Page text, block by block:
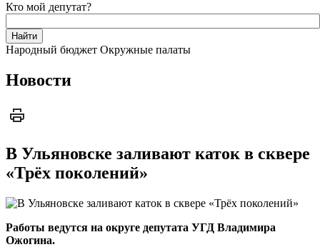
Кто мой депутат?
Народный бюджет Окружные палаты
Новости
В Ульяновске заливают каток в сквере
«Трёх поколений»
Работы ведутся на округе депутата УГД Владимира
Ожогина.